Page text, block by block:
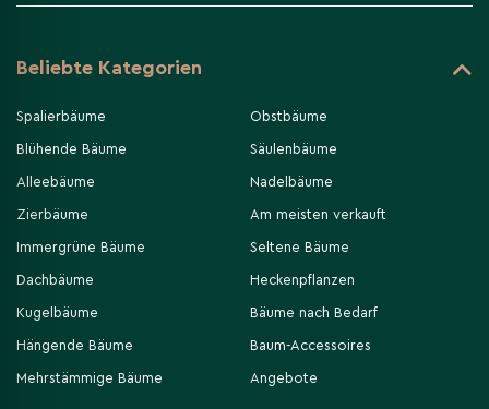
Beliebte Kategorien
Spalierbäume
Blühende Bäume
Alleebäume
Zierbäume
Immergrüne Bäume
Dachbäume
Kugelbäume
Hängende Bäume
Mehrstämmige Bäume
Obstbäume
Säulenbäume
Nadelbäume
Am meisten verkauft
Seltene Bäume
Heckenpflanzen
Bäume nach Bedarf
Baum-Accessoires
Angebote